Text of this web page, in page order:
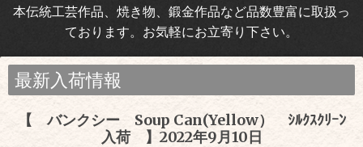
本伝統工芸作品、焼き物、鍛金作品など品数豊富に取扱っ
ております。お気軽にお立寄り下さい。
最新入荷情報
【 バンクシー Soup Can(Yellow） ｼﾙｸｽｸﾘｰﾝ
入荷 】2022年9月10日